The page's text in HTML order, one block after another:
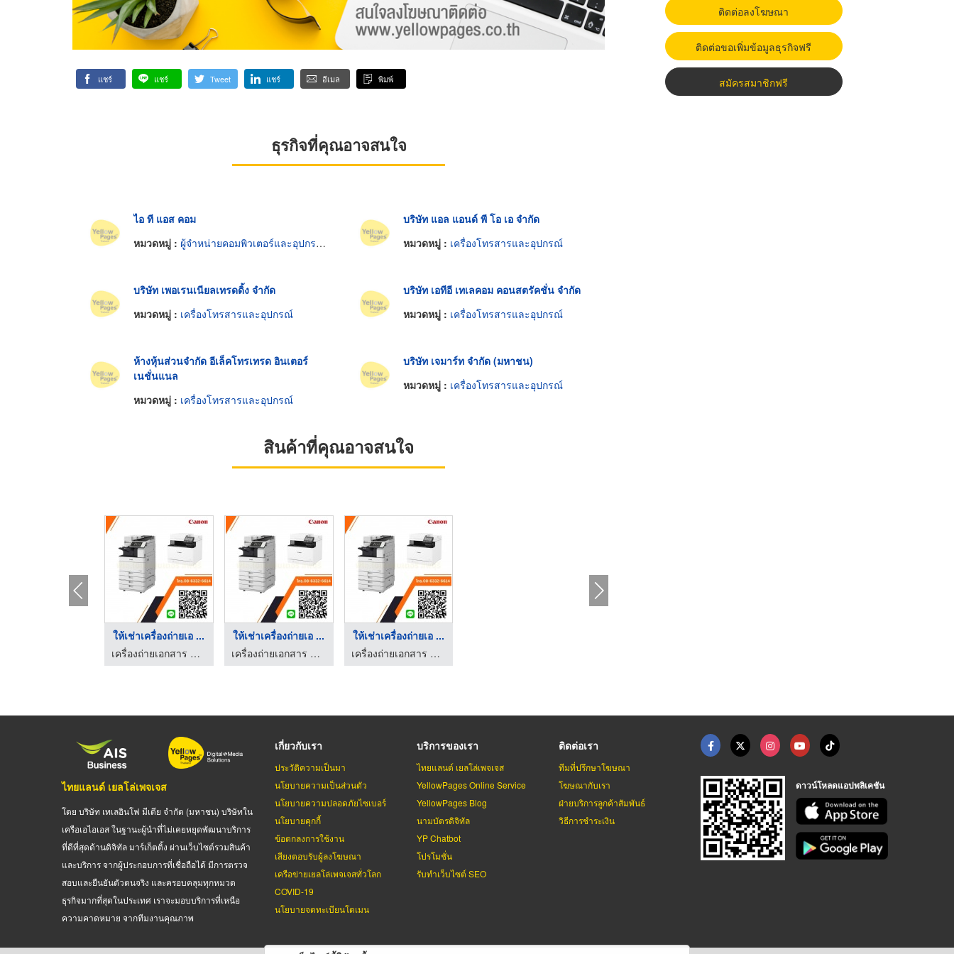
แชร์ แชร์ Tweet แชร์ อีเมล พิมพ์
ธุรกิจที่คุณอาจสนใจ
ไอ ที แอส คอม
หมวดหมู่ : ผู้จำหน่ายคอมพิวเตอร์และอุปกรณ์ต่อพ่วง
บริษัท แอล แอนด์ พี โอ เอ จำกัด
หมวดหมู่ : เครื่องโทรสารและอุปกรณ์
บริษัท เพอเรนเนียลเทรดดิ้ง จำกัด
หมวดหมู่ : เครื่องโทรสารและอุปกรณ์
บริษัท เอทีอี เทเลคอม คอนสตรัคชั่น จำกัด
หมวดหมู่ : เครื่องโทรสารและอุปกรณ์
ห้างหุ้นส่วนจำกัด อีเล็คโทรเทรด อินเตอร์
เนชั่นแนล
หมวดหมู่ : เครื่องโทรสารและอุปกรณ์
บริษัท เจมาร์ท จำกัด (มหาชน)
หมวดหมู่ : เครื่องโทรสารและอุปกรณ์
สินค้าที่คุณอาจสนใจ
ให้เช่าเครื่องถ่ายเอ ...
เครื่องถ่ายเอกสาร ลพบุรี พีโอ.โอเอ. เซ็นเตอร์
ให้เช่าเครื่องถ่ายเอ ...
เครื่องถ่ายเอกสาร ลพบุรี พีโอ.โอเอ. เซ็นเตอร์
ให้เช่าเครื่องถ่ายเอ ...
เครื่องถ่ายเอกสาร ลพบุรี พีโอ.โอเอ. เซ็นเตอร์
ติดต่อลงโฆษณา
ติดต่อขอเพิ่มข้อมูลธุรกิจฟรี
สมัครสมาชิกฟรี
ไทยแลนด์ เยลโล่เพจเจส
โดย บริษัท เทเลอินโฟ มีเดีย จำกัด (มหาชน) บริษัทใน
เครือเอไอเอส ในฐานะผู้นำที่ไม่เคยหยุดพัฒนาบริการ
ที่ดีที่สุดด้านดิจิทัล มาร์เก็ตติ้ง ผ่านเว็บไซต์รวมสินค้า
และบริการ จากผู้ประกอบการที่เชื่อถือได้ มีการตรวจ
สอบและยืนยันตัวตนจริง และครอบคลุมทุกหมวด
ธุรกิจมากที่สุดในประเทศ เราจะมอบบริการที่เหนือ
ความคาดหมาย จากทีมงานคุณภาพ
เกี่ยวกับเรา
ประวัติความเป็นมา
นโยบายความเป็นส่วนตัว
นโยบายความปลอดภัยไซเบอร์
นโยบายคุกกี้
ข้อตกลงการใช้งาน
เสียงตอบรับผู้ลงโฆษณา
เครือข่ายเยลโล่เพจเจสทั่วโลก
COVID-19
นโยบายจดทะเบียนโดเมน
บริการของเรา
ไทยแลนด์ เยลโล่เพจเจส
YellowPages Online Service
YellowPages Blog
นามบัตรดิจิทัล
YP Chatbot
โปรโมชั่น
รับทำเว็บไซต์ SEO
ติดต่อเรา
ทีมที่ปรึกษาโฆษณา
โฆษณากับเรา
ฝ่ายบริการลูกค้าสัมพันธ์
วิธีการชำระเงิน
ดาวน์โหลดแอปพลิเคชัน